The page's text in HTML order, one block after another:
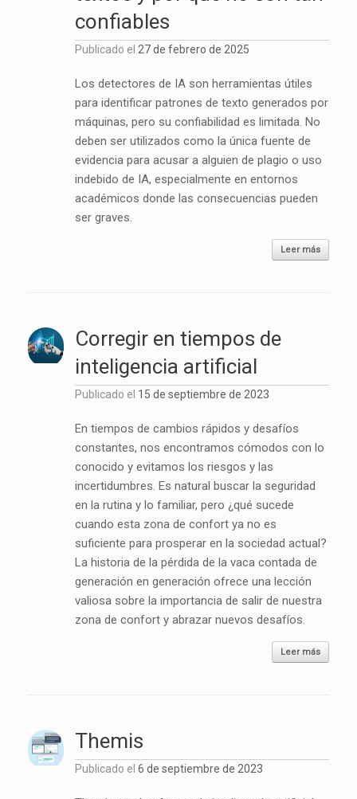
confiables
Publicado el 27 de febrero de 2025
Los detectores de IA son herramientas útiles
para identificar patrones de texto generados por
máquinas, pero su confiabilidad es limitada. No
deben ser utilizados como la única fuente de
evidencia para acusar a alguien de plagio o uso
indebido de IA, especialmente en entornos
académicos donde las consecuencias pueden
ser graves.
Leer más
Corregir en tiempos de
inteligencia artificial
Publicado el 15 de septiembre de 2023
En tiempos de cambios rápidos y desafíos
constantes, nos encontramos cómodos con lo
conocido y evitamos los riesgos y las
incertidumbres. Es natural buscar la seguridad
en la rutina y lo familiar, pero ¿qué sucede
cuando esta zona de confort ya no es
suficiente para prosperar en la sociedad actual?
La historia de la pérdida de la vaca contada de
generación en generación ofrece una lección
valiosa sobre la importancia de salir de nuestra
zona de confort y abrazar nuevos desafíos.
Leer más
Themis
Publicado el 6 de septiembre de 2023